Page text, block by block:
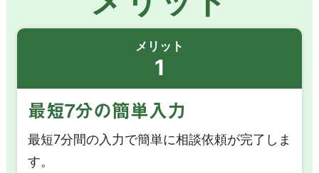
メリット
1
最短7分の簡単入力
最短7分間の入力で簡単に相談依頼が完了しま
す。